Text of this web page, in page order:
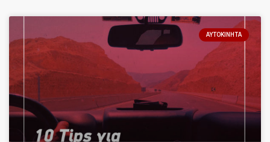
ΑΥΤΟΚΊΝΗΤΑ